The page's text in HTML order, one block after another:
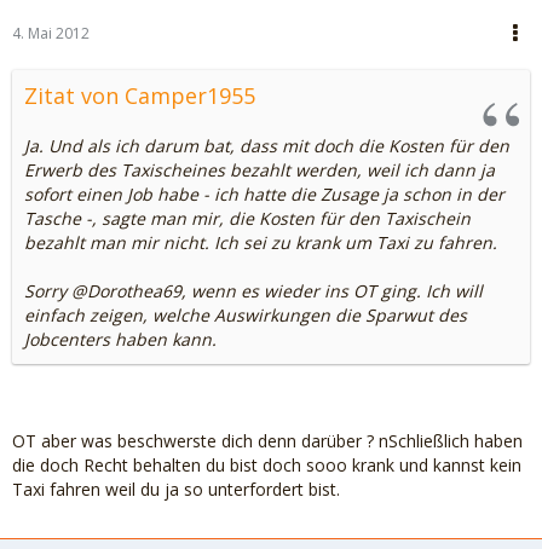
4. Mai 2012
Zitat von Camper1955
Ja. Und als ich darum bat, dass mit doch die Kosten für den
Erwerb des Taxischeines bezahlt werden, weil ich dann ja
sofort einen Job habe - ich hatte die Zusage ja schon in der
Tasche -, sagte man mir, die Kosten für den Taxischein
bezahlt man mir nicht. Ich sei zu krank um Taxi zu fahren.
Sorry @Dorothea69, wenn es wieder ins OT ging. Ich will
einfach zeigen, welche Auswirkungen die Sparwut des
Jobcenters haben kann.
OT aber was beschwerste dich denn darüber ? nSchließlich haben
die doch Recht behalten du bist doch sooo krank und kannst kein
Taxi fahren weil du ja so unterfordert bist.